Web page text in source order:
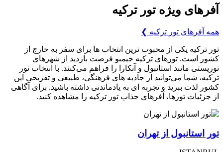
آفرهای ویژه تور ترکیه
همه آفرهای تور ترکیه ❯
تور ترکیه یکی از محبوب ترین انتخاب ها برای سفر به خارج از
کشور است. تورهای ترکیه جیمبو فرصت بازدید از شهرهای
توریستی مانند استانبول و آنکارا را فراهم می‌کنند. با انتخاب تور
ترکیه، شما می‌توانید از جاذبه های فرهنگی، طبیعی و تفریحی این
کشور لذت ببرید و تجربه ای به یادماندنی داشته باشید. برای آگاهی
از جزئیات تورها، آفرهای جذاب تور ترکیه را مشاهده کنید.
تور استانبول از تهران